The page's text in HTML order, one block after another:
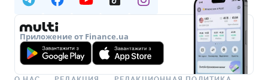
Приложение от Finance.ua